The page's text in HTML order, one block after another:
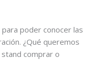
poder conocer las
¿Qué queremos
comprar o